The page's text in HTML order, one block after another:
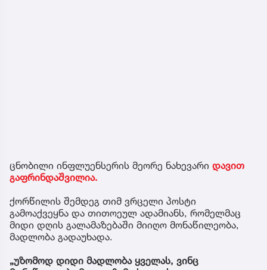
ცნობილი ინფლუენსერის მეორე ნახევარი დავით
გაფრინდაშვილია.
ქორწილის შემდეგ თიმ ვრცელი პოსტი
გამოაქვეყნა და თითოეულ ადამიანს, რომელმაც
მიდი დღის გალამაზებაში მიიღო მონაწილეობა,
მადლობა გადაუხადა.
„უზომოდ დიდი მადლობა ყველას, ვინც